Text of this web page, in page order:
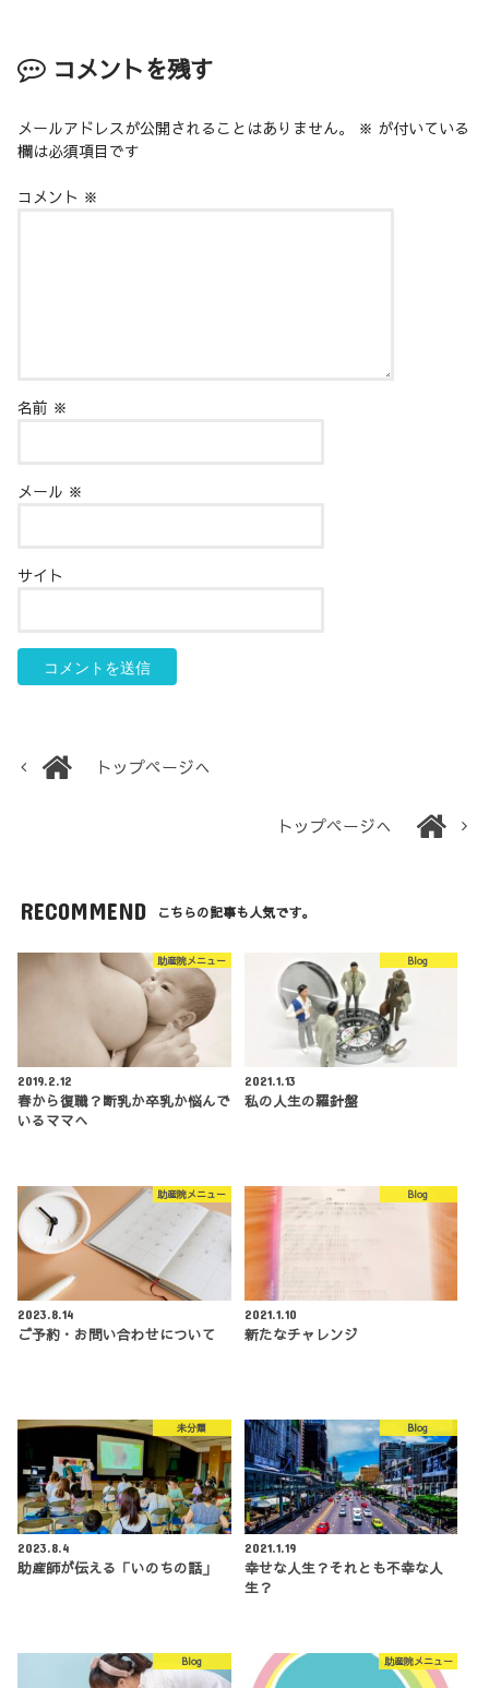
コメントを残す
メールアドレスが公開されることはありません。 ※ が付いている
欄は必須項目です
コメント ※
名前 ※
メール ※
サイト
トップページへ
トップページへ
RECOMMEND こちらの記事も人気です。
助産院メニュー
2019.2.12
春から復職？断乳か卒乳か悩んで
いるママへ
Blog
2021.1.13
私の人生の羅針盤
助産院メニュー
2023.8.14
ご予約・お問い合わせについて
Blog
2021.1.10
新たなチャレンジ
未分類
2023.8.4
助産師が伝える「いのちの話」
Blog
2021.1.19
幸せな人生？それとも不幸な人
生？
Blog 助産院メニュー